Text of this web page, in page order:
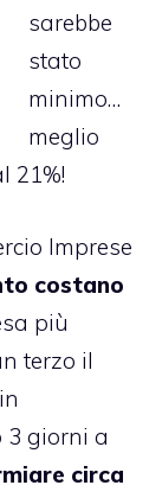
sarebbe
stato
minimo…
meglio
21%!
Imprese
costano
più
terzo il
3 giorni a
circa